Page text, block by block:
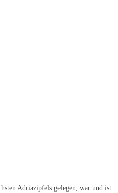
Adriazipfels gelegen, war und ist